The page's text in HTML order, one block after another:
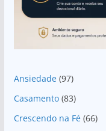
Ansiedade(97)
Casamento(83)
Crescendo na Fé(66)